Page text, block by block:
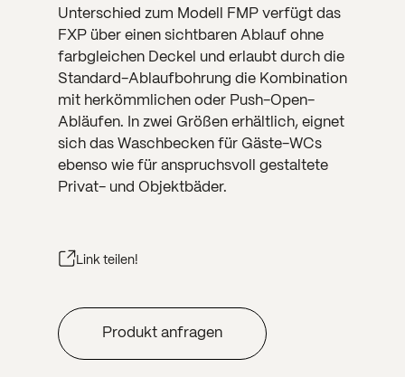
Unterschied zum Modell FMP verfügt das
FXP über einen sichtbaren Ablauf ohne
farbgleichen Deckel und erlaubt durch die
Standard-Ablaufbohrung die Kombination
mit herkömmlichen oder Push-Open-
Abläufen. In zwei Größen erhältlich, eignet
sich das Waschbecken für Gäste-WCs
ebenso wie für anspruchsvoll gestaltete
Privat- und Objektbäder.
Link teilen!
Produkt anfragen